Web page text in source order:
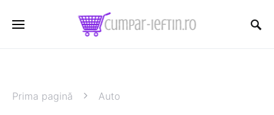
Prima pagină Auto